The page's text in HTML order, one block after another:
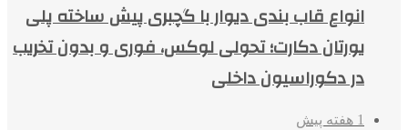
انواع قاب بندی دیوار با گچبری پیش ساخته پلی
یورتان دکارت؛ تحولی لوکس، فوری و بدون تخریب
در دکوراسیون داخلی
1 هفته پیش